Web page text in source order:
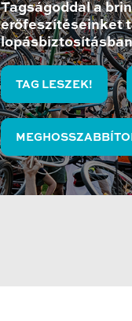
Tagságoddal a
erőfeszítéseinket
TAG LESZEK!